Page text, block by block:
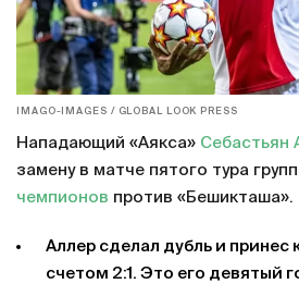
IMAGO-IMAGES / GLOBAL LOOK PRESS
Нападающий «Аякса» Себастьян
замену в матче пятого тура
чемпионов против «Бешикташа».
Аллер сделал дубль и принес
счетом 2:1. Это его девятый